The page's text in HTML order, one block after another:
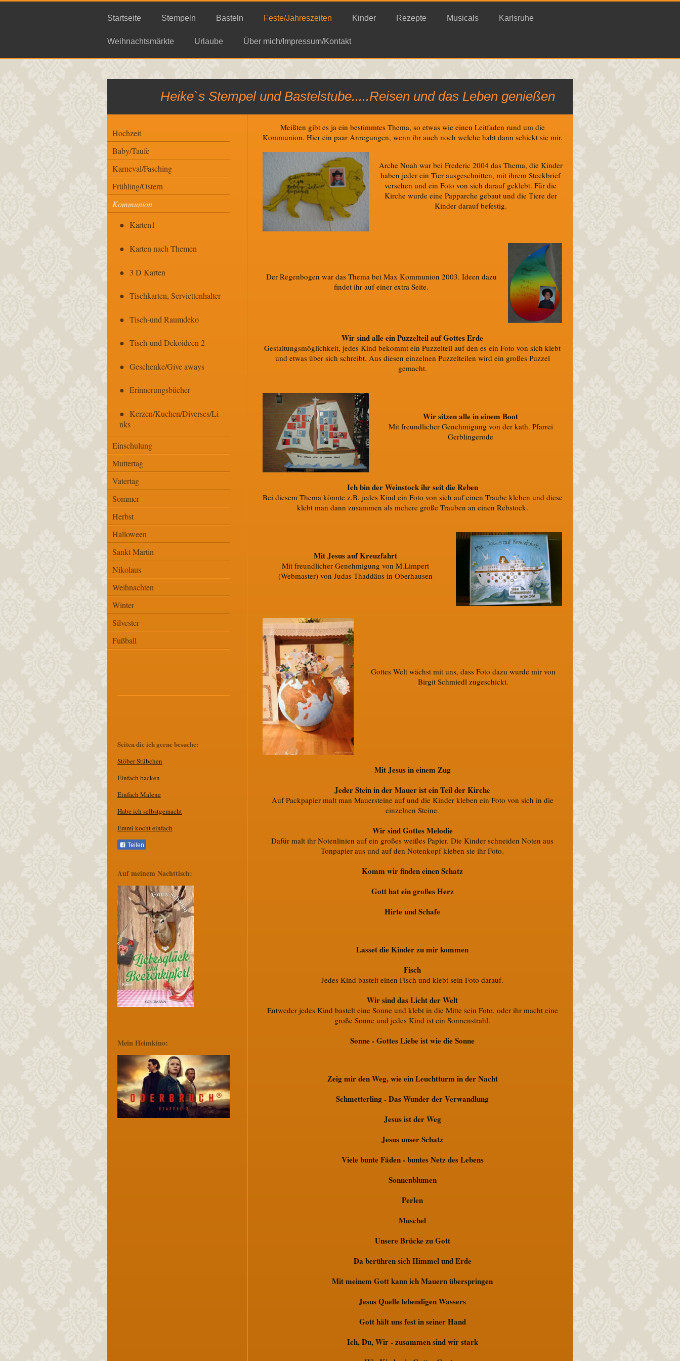
Startseite Stempeln Basteln Feste/Jahreszeiten Kinder Rezepte Musicals Karlsruhe
Weihnachtsmärkte Urlaube Über mich/Impressum/Kontakt
Heike`s Stempel und Bastelstube.....Reisen und das Leben genießen
Meißten gibt es ja ein bestimmtes Thema, so etwas wie einen Leitfaden rund um die
Kommunion. Hier ein paar Anregungen, wenn ihr auch noch welche habt dann schickt sie mir.
Arche Noah war bei Frederic 2004 das Thema, die Kinder
haben jeder ein Tier ausgeschnitten, mit ihrem Steckbrief
versehen und ein Foto von sich darauf geklebt. Für die
Kirche wurde eine Papparche gebaut und die Tiere der
Kinder darauf befestig.
Der Regenbogen war das Thema bei Max Kommunion 2003. Ideen dazu
findet ihr auf einer extra Seite.
Wir sind alle ein Puzzelteil auf Gottes Erde
Gestaltungsmöglichkeit, jedes Kind bekommt ein Puzzelteil auf den es ein Foto von sich klebt
und etwas über sich schreibt. Aus diesen einzelnen Puzzelteilen wird ein großes Puzzel
gemacht.
Wir sitzen alle in einem Boot
Mit freundlicher Genehmigung von der kath. Pfarrei
Gerblingerode
Ich bin der Weinstock ihr seit die Reben
Bei diesem Thema könnte z.B. jedes Kind ein Foto von sich auf einen Traube kleben und diese
klebt man dann zusammen als mehere große Trauben an einen Rebstock.
Mit Jesus auf Kreuzfahrt
Mit freundlicher Genehmigung von M.Limpert
(Webmaster) von Judas Thaddäus in Oberhausen
Gottes Welt wächst mit uns, dass Foto dazu wurde mir von
Birgit Schmiedl zugeschickt.
Mit Jesus in einem Zug
Jeder Stein in der Mauer ist ein Teil der Kirche
Auf Packpapier malt man Mauersteine auf und die Kinder kleben ein Foto von sich in die
einzelnen Steine.
Wir sind Gottes Melodie
Dafür malt ihr Notenlinien auf ein großes weißes Papier. Die Kinder schneiden Noten aus
Tonpapier aus und auf den Notenkopf kleben sie ihr Foto.
Komm wir finden einen Schatz
Gott hat ein großes Herz
Hirte und Schafe
Lasset die Kinder zu mir kommen
Fisch
Jedes Kind bastelt einen Fisch und klebt sein Foto darauf.
Wir sind das Licht der Welt
Entweder jedes Kind bastelt eine Sonne und klebt in die Mitte sein Foto, oder ihr macht eine
große Sonne und jedes Kind ist ein Sonnenstrahl.
Sonne - Gottes Liebe ist wie die Sonne
Zeig mir den Weg, wie ein Leuchtturm in der Nacht
Schmetterling - Das Wunder der Verwandlung
Jesus ist der Weg
Jesus unser Schatz
Viele bunte Fäden - buntes Netz des Lebens
Sonnenblumen
Perlen
Muschel
Unsere Brücke zu Gott
Da berühren sich Himmel und Erde
Mit meinem Gott kann ich Mauern überspringen
Jesus Quelle lebendigen Wassers
Gott hält uns fest in seiner Hand
Ich, Du, Wir - zusammen sind wir stark
Hochzeit
Baby/Taufe
Karneval/Fasching
Frühling/Ostern
Kommunion
Karten1
Karten nach Themen
3 D Karten
Tischkarten, Serviettenhalter
Tisch-und Raumdeko
Tisch-und Dekoideen 2
Geschenke/Give aways
Erinnerungsbücher
Kerzen/Kuchen/Diverses/Li
nks
Einschulung
Muttertag
Vatertag
Sommer
Herbst
Halloween
Sankt Martin
Nikolaus
Weihnachten
Winter
Silvester
Fußball
Seiten die ich gerne besuche:
Stöber Stübchen
Einfach backen
Einfach Malene
Habe ich selbstgemacht
Emmi kocht einfach
Teilen
Auf meinem Nachttisch:
Mein Heimkino: